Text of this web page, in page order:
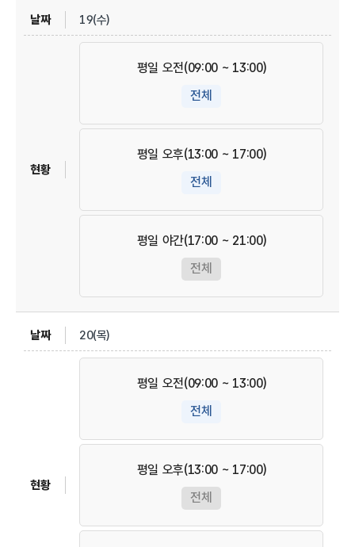
19(수)
평일 오전(09:00 ~ 13:00)
전체
평일 오후(13:00 ~ 17:00)
전체
평일 야간(17:00 ~ 21:00)
전체
20(목)
평일 오전(09:00 ~ 13:00)
전체
평일 오후(13:00 ~ 17:00)
전체